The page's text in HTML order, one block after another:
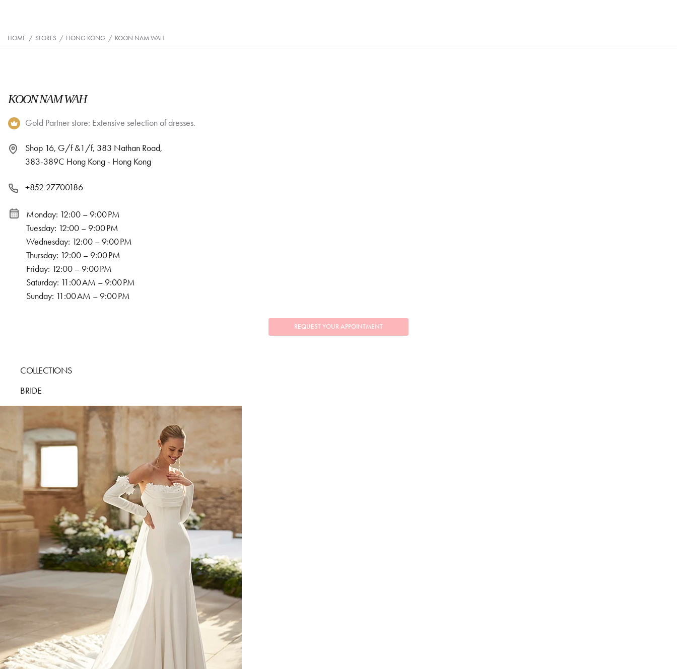
HOME / STORES / HONG KONG / KOON NAM WAH
KOON NAM WAH
Gold Partner store: Extensive selection of dresses.
Shop 16, G/f &1/f, 383 Nathan Road,
383-389C Hong Kong - Hong Kong
+852 27700186
Monday: 12:00 – 9:00 PM
Tuesday: 12:00 – 9:00 PM
Wednesday: 12:00 – 9:00 PM
Thursday: 12:00 – 9:00 PM
Friday: 12:00 – 9:00 PM
Saturday: 11:00 AM – 9:00 PM
Sunday: 11:00 AM – 9:00 PM
REQUEST YOUR APPOINTMENT
COLLECTIONS
BRIDE